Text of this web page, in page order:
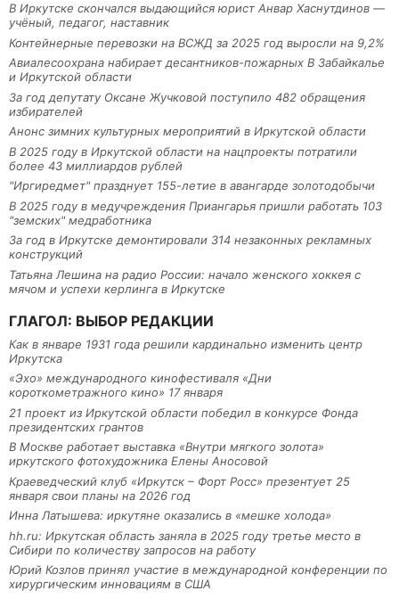
В Иркутске скончался выдающийся юрист Анвар Хаснутдинов —
учёный, педагог, наставник
Контейнерные перевозки на ВСЖД за 2025 год выросли на 9,2%
Авиалесоохрана набирает десантников-пожарных В Забайкалье
и Иркутской области
За год депутату Оксане Жучковой поступило 482 обращения
избирателей
Анонс зимних культурных мероприятий в Иркутской области
В 2025 году в Иркутской области на нацпроекты потратили
более 43 миллиардов рублей
"Иргиредмет" празднует 155-летие в авангарде золотодобычи
В 2025 году в медучреждения Приангарья пришли работать 103
"земских" медработника
За год в Иркутске демонтировали 314 незаконных рекламных
конструкций
Татьяна Лешина на радио России: начало женского хоккея с
мячом и успехи керлинга в Иркутске
ГЛАГОЛ: ВЫБОР РЕДАКЦИИ
Как в январе 1931 года решили кардинально изменить центр
Иркутска
«Эхо» международного кинофестиваля «Дни
короткометражного кино» 17 января
21 проект из Иркутской области победил в конкурсе Фонда
президентских грантов
В Москве работает выставка «Внутри мягкого золота»
иркутского фотохудожника Елены Аносовой
Краеведческий клуб «Иркутск – Форт Росс» презентует 25
января свои планы на 2026 год
Инна Латышева: иркутяне оказались в «мешке холода»
hh.ru: Иркутская область заняла в 2025 году третье место в
Сибири по количеству запросов на работу
Юрий Козлов принял участие в международной конференции по
хирургическим инновациям в США